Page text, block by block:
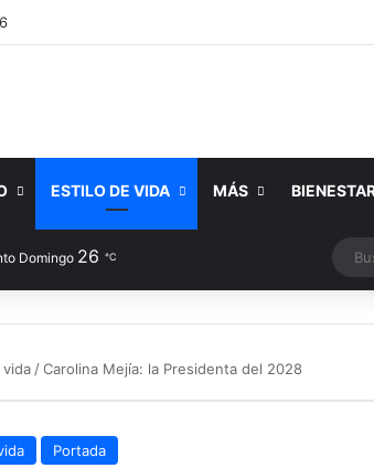
ESTILO DE VIDA MÁS
Domingo 26 ℃
/Carolina Mejía: la Presidenta del 2028
Portada